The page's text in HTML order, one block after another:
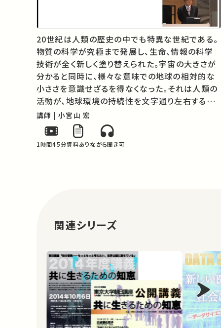
20世紀は人類の歴史の中でも特異な世紀である。
物質の科学が究極まで発展し、生命、情報の科学
技術が全く新しく塗り替えられた。宇宙の大きさが
分かると同時に、様々な意味での地球の相対的な
小ささを意識せざるを得なくなった。それは人類の
活動が、地球環境の持続性を文字通り左右する段
階に入ったことを意味する。「物質の科学」は資源
の利用、エネルギーの利用の両面でも、この課題の
中心を担う分野となっている。２１世紀に…
講師 | 小宮山 宏
1時間45分資料ありながら聞き可
関連シリーズ